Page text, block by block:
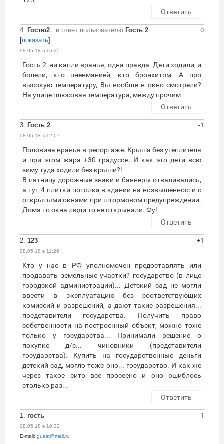
Ответить
4. Гостю2 в ответ пользователю Гость 2
[показать]
08.05.18 в 16:25
0
Гость 2, ни капли вранья, одна правда. Дети ходили, и
болели, кто пневманией, кто бронхитом. А про
высокую температуру, Вы вообще в окно смотрели?
На улице плюсовая температура, между прочим
Ответить
3. Гость 2
08.05.18 в 12:07
-1
Половина вранья в репортаже. Крыша без утеплителя
и при этом жара +30 градусов. И как это дети всю
зиму туда ходили без крыши?!
В пятницу дорожные знаки и баннеры отваливались,
а тут 4 плитки потолка в здании на возвышенности с
открытыми окнами при штормовом предупреждении.
Дома то окна люди то не открывали. Фу!
Ответить
2. 123
08.05.18 в 11:26
+1
Кто у нас в РФ уполномочен предоставлять или
продавать земельные участки? государство (в лице
городской администрации)... Детский сад не могли
ввести в эксплуатацию без соответствующих
комиссий и разрешений, а дают такие разрешения...
представители государства. Получить право
собственности на построенный объект, можно тоже
только у государства... Принимали решение о
покупке д/с... чиновники (представители
государства). Купить на государственные деньги
детский сад, могло тоже оно... государство. И как же
через такое сито все просеено и оно ошиблось
столько раз...
Ответить
1. гость
08.05.18 в 10:32
E-mail: guest@mail.ru
-1